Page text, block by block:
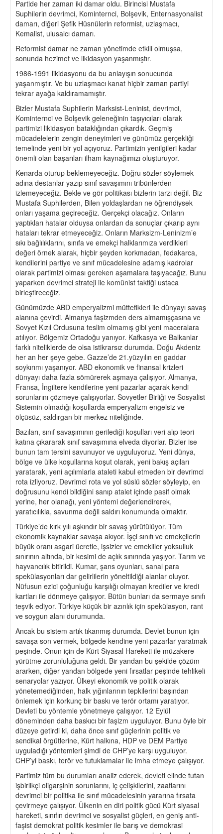
Partide her zaman iki damar oldu. Birincisi Mustafa
Suphilerin devrimci, Kominternci, Bolşevik, Enternasyonalist
damarı, diğeri Şefik Hüsnülerin reformist, uzlaşmacı,
Kemalist, ulusalcı damarı.
Reformist damar ne zaman yönetimde etkili olmuşsa,
sonunda hezimet ve likidasyon yaşanmıştır.
1986-1991 likidasyonu da bu anlayışın sonucunda
yaşanmıştır. Ve bu uzlaşmacı kanat hiçbir zaman partiyi
tekrar ayağa kaldıramamıştır.
Bizler Mustafa Suphilerin Marksist-Leninist, devrimci,
Kominternci ve Bolşevik geleneğinin taşıyıcıları olarak
partimizi likidasyon bataklığından çıkardık. Geçmiş
mücadelelerin zengin deneyimleri ve günümüz gerçekliği
temelinde yeni bir yol açıyoruz. Partimizin yenilgileri kadar
önemli olan başarıları ilham kaynağımızı oluşturuyor.
Kenarda oturup beklemeyeceğiz. Doğru sözler söylemek
adına destanlar yazıp sınıf savaşımını tribünlerden
izlemeyeceğiz. Bekle ve gör politikası bizlerin tarzı değil. Biz
Mustafa Suphilerden, Bilen yoldaşlardan ne öğrendiysek
onları yaşama geçireceğiz. Gerçekçi olacağız. Onların
yaptıkları hatalar olduysa onlardan da sonuçlar çıkarıp aynı
hataları tekrar etmeyeceğiz. Onların Marksizm-Leninizm’e
sıkı bağlılıklarını, sınıfa ve emekçi halklarımıza verdikleri
değeri örnek alarak, hiçbir şeyden korkmadan, fedakarca,
kendilerini partiye ve sınıf mücadelesine adamış kadrolar
olarak partimizi olması gereken aşamalara taşıyacağız. Bunu
yaparken devrimci strateji ile komünist taktiği ustaca
birleştireceğiz.
Günümüzde ABD emperyalizmi müttefikleri ile dünyayı savaş
alanına çevirdi. Almanya faşizmden ders almamışçasına ve
Sovyet Kızıl Ordusuna teslim olmamış gibi yeni maceralara
atılıyor. Bölgemiz Ortadoğu yanıyor. Kafkasya ve Balkanlar
farklı niteliklerde de olsa istikrarsız durumda. Doğu Akdeniz
her an her şeye gebe. Gazze’de 21.yüzyılın en gaddar
soykırımı yaşanıyor. ABD ekonomik ve finansal krizleri
dünyayı daha fazla sömürerek aşmaya çalışıyor. Almanya,
Fransa, İngiltere kendilerine yeni pazarlar açarak kendi
sorunlarını çözmeye çalışıyorlar. Sovyetler Birliği ve Sosyalist
Sistemin olmadığı koşullarda emperyalizm engelsiz ve
ölçüsüz, saldırgan bir merkez niteliğinde.
Bazıları, sınıf savaşımının gerilediği koşulları veri alıp teori
katına çıkararak sınıf savaşımına elveda diyorlar. Bizler ise
bunun tam tersini savunuyor ve uyguluyoruz. Yeni dünya,
bölge ve ülke koşullarına koşut olarak, yeni bakış açıları
yaratarak, yeni açılımlarla ataleti kabul etmeden bir devrimci
rota izliyoruz. Devrimci rota ve yol süslü sözler söyleyip, en
doğrusunu kendi bildiğini sanıp atalet içinde pasif olmak
yerine, her olanağı, yeni yöntemi değerlendirerek,
yaratıcılıkla, savunma değil saldırı konumunda olmaktır.
Türkiye’de kırk yılı aşkındır bir savaş yürütülüyor. Tüm
ekonomik kaynaklar savaşa akıyor. İşçi sınıfı ve emekçilerin
büyük oranı asgari ücretle, işsizler ve emekliler yoksulluk
sınırının altında, bir kesimi de açlık sınırında yaşıyor. Tarım ve
hayvancılık bitirildi. Kumar, şans oyunları, sanal para
spekülasyonları dar gelirlilerin yöneltildiği alanlar oluyor.
Nüfusun ezici çoğunluğu karşılığı olmayan krediler ve kredi
kartları ile dönmeye çalışıyor. Bütün bunları da sermaye sınıfı
teşvik ediyor. Türkiye küçük bir azınlık için spekülasyon, rant
ve soygun alanı durumunda.
Ancak bu sistem artık tıkanmış durumda. Devlet bunun için
savaşa son vermek, bölgede kendine yeni pazarlar yaratmak
peşinde. Onun için de Kürt Siyasal Hareketi ile müzakere
yürütme zorunluluğuna geldi. Bir yandan bu şekilde çözüm
ararken, diğer yandan bölgede yeni fırsatlar peşinde tehlikeli
senaryolar yazıyor. Ülkeyi ekonomik ve politik olarak
yönetemediğinden, halk yığınlarının tepkilerini başından
önlemek için korkunç bir baskı ve terör ortamı yaratıyor.
Devleti bu yöntemle yönetmeye çalışıyor. 12 Eylül
döneminden daha baskıcı bir faşizm uyguluyor. Bunu öyle bir
düzeye getirdi ki, daha önce sınıf güçlerinin politik ve
sendikal örgütlerine, Kürt halkına, HDP ve DEM Partiye
uyguladığı yöntemleri şimdi de CHP’ye karşı uyguluyor.
CHP’yi baskı, terör ve tutuklamalar ile imha etmeye çalışıyor.
Partimiz tüm bu durumları analiz ederek, devleti elinde tutan
işbirlikçi oligarşinin sorunlarını, iç çelişkilerini, zaaflarını
devrimci bir politika ile sınıf mücadelesinin yararına fırsata
çevirmeye çalışıyor. Ülkenin en diri politik gücü Kürt siyasal
hareketi, sınıfın devrimci ve sosyalist güçleri, en geniş anti-
faşist demokrat politik kesimler ile barış ve demokrasi